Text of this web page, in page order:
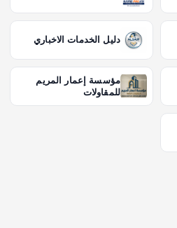
دليل الخدمات الاخباري
مؤسسة إعمار المريم
للمقاولات